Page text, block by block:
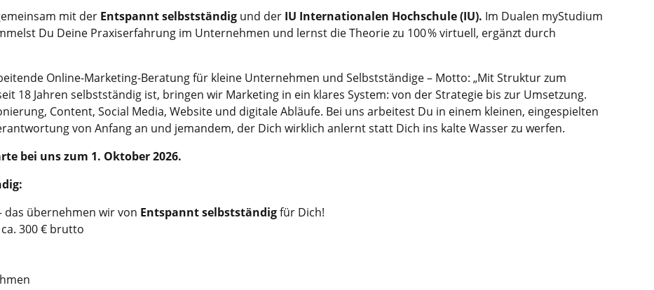
mit der Entspannt selbstständig und der IU Internationalen Hochschule (IU). Im Dualen myStudium
Du Deine Praxiserfahrung im Unternehmen und lernst die Theorie zu 100 % virtuell, ergänzt durch
Online-Marketing-Beratung für kleine Unternehmen und Selbstständige – Motto: „Mit Struktur zum
18 Jahren selbstständig ist, bringen wir Marketing in ein klares System: von der Strategie bis zur Umsetzung.
Content, Social Media, Website und digitale Abläufe. Bei uns arbeitest Du in einem kleinen, eingespielten
von Anfang an und jemandem, der Dich wirklich anlernt statt Dich ins kalte Wasser zu werfen.
bei uns zum 1. Oktober 2026.
das übernehmen wir von Entspannt selbstständigfür Dich!
300 € brutto